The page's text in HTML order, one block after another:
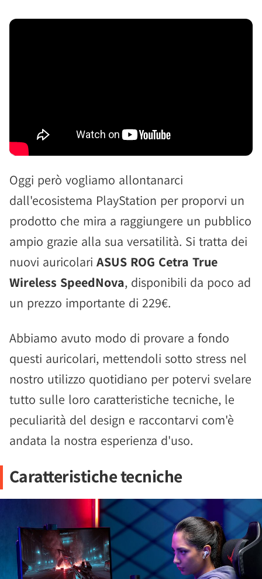
Oggi però vogliamo allontanarci
dall'ecosistema PlayStation per proporvi un
prodotto che mira a raggiungere un pubblico
ampio grazie alla sua versatilità. Si tratta dei
nuovi auricolari ASUS ROG Cetra True
Wireless SpeedNova, disponibili da poco ad
un prezzo importante di 229€.
Abbiamo avuto modo di provare a fondo
questi auricolari, mettendoli sotto stress nel
nostro utilizzo quotidiano per potervi svelare
tutto sulle loro caratteristiche tecniche, le
peculiarità del design e raccontarvi com'è
andata la nostra esperienza d'uso.
Caratteristiche tecniche